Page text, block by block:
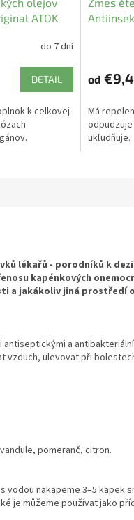
olejov
ATOK
do 7 dní
DETAIL
k celkovej
Zmes
od
Má
ukľudňuje.
lékařů - porodníků k
kapénkových
a jakákoliv jiná prostředí
a
vzduch, ulevovat při
pomeranč, citron.
vodou nakapeme 3–5 kapek
je můžeme používat jako